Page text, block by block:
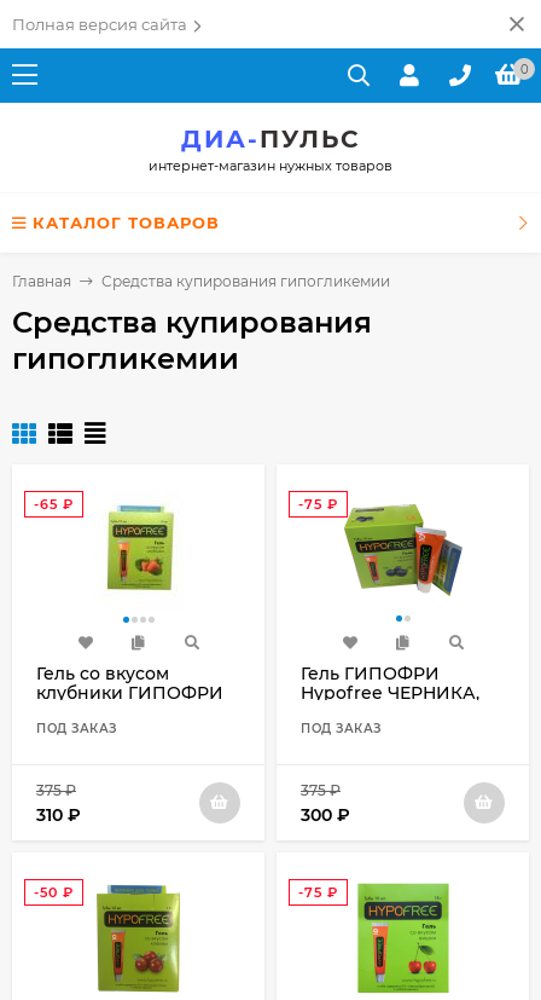
Полная версия сайта
0
ДИА-ПУЛЬС
интернет-магазин нужных товаров
КАТАЛОГ ТОВАРОВ
Главная Средства купирования гипогликемии
Средства купирования
гипогликемии
-65 ₽
Гель со вкусом
клубники ГИПОФРИ
шт.
ПОД ЗАКАЗ
375₽
310 ₽
-75 ₽
Гель ГИПОФРИ
Hypofree ЧЕРНИКА,
ПОД ЗАКАЗ
375₽
300 ₽
-50 ₽ -75 ₽